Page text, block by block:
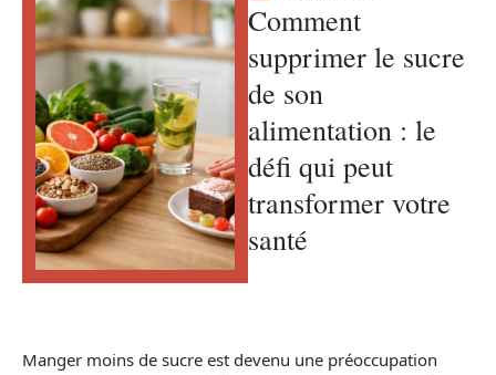
Comment
supprimer le sucre
de son
alimentation : le
défi qui peut
transformer votre
santé
Manger moins de sucre est devenu une préoccupation